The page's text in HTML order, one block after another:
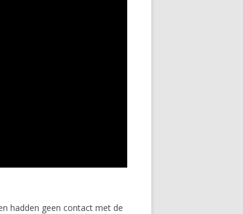
hadden geen contact met de